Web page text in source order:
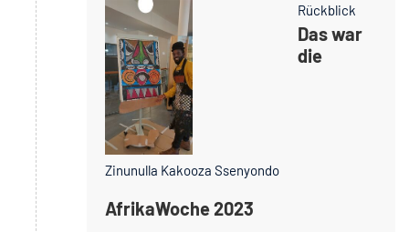
Zinunulla Kakooza Ssenyondo
Rückblick
Das war
die
AfrikaWoche 2023